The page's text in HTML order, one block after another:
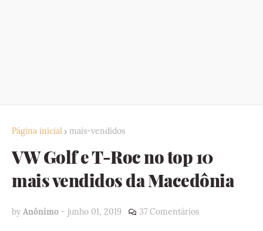
Página inicial mais-vendidos
VW Golf e T-Roc no top 10
mais vendidos da Macedônia
by Anônimo - junho 01, 2019 37 Comentários